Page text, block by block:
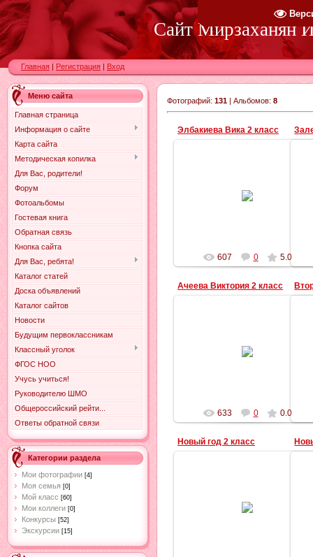
Сайт Мирзаханян
Главная | Регистрация | Вход
Меню сайта
Главная страница
Информация о сайте
Карта сайта
Методическая копилка
Для Вас, родители!
Форум
Фотоальбомы
Гостевая книга
Обратная связь
Кнопка сайта
Для Вас, ребята!
Каталог статей
Доска объявлений
Каталог сайтов
Новости
Будущим первоклассникам
Классный уголок
ФГОС НОО
Учусь учиться!
Руководителю ШМО
Общероссийский рейти...
Ответы обратной связи
Категории раздела
Мои фотографии [4]
Моя семья [0]
Мой класс [60]
Мои коллеги [0]
Конкурсы [52]
Экскурсии [15]
Фотографий: 131 | Альбомов: 8
Элбакиева Вика 2 класс
607 0 5.0
Ачеева Виктория 2 класс
633 0 0.0
Новый год 2 класс